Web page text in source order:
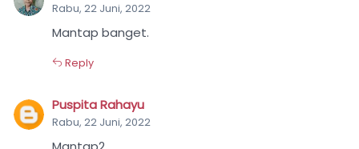
Rabu, 22 Juni, 2022
Mantap banget.
Reply
Puspita Rahayu
Rabu, 22 Juni, 2022